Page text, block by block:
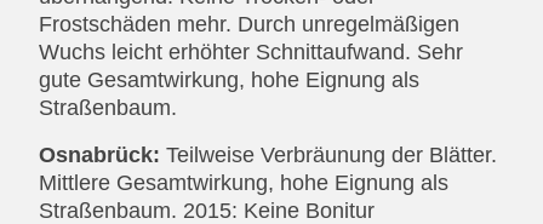
Frostschäden mehr. Durch unregelmäßigen
Wuchs leicht erhöhter Schnittaufwand. Sehr
gute Gesamtwirkung, hohe Eignung als
Straßenbaum.
Osnabrück: Teilweise Verbräunung der Blätter.
Mittlere Gesamtwirkung, hohe Eignung als
Straßenbaum. 2015: Keine Bonitur